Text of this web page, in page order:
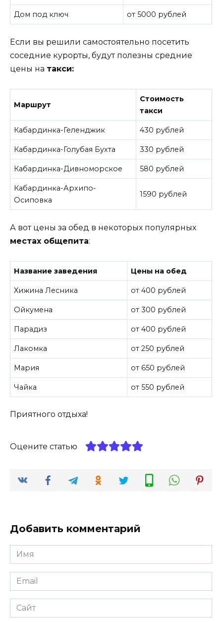
Дом под ключ от 5000 рублей
Если вы решили самостоятельно посетить
соседние курорты, будут полезны средние
цены на такси:
Маршрут
Стоимость
такси
Кабардинка-Геленджик 430 рублей
Кабардинка-Голубая Бухта 330 рублей
Кабардинка-Дивноморское 580 рублей
Кабардинка-Архипо-
Осиповка
1590 рублей
А вот цены за обед в некоторых популярных
местах общепита:
Название заведения Цены на обед
Хижина Лесника от 400 рублей
Ойкумена от 300 рублей
Парадиз от 400 рублей
Лакомка от 250 рублей
Мария от 650 рублей
Чайка от 550 рублей
Приятного отдыха!
Оцените статью
Добавить комментарий
Имя
*
Email
*
Сайт